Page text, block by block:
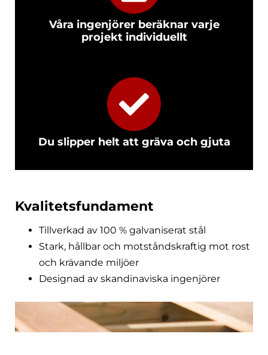
Våra ingenjörer beräknar varje
projekt individuellt
Du slipper helt att gräva och gjuta
Kvalitetsfundament
Tillverkad av 100 % galvaniserat stål
Stark, hållbar och motståndskraftig mot rost
och krävande miljöer
Designad av skandinaviska ingenjörer